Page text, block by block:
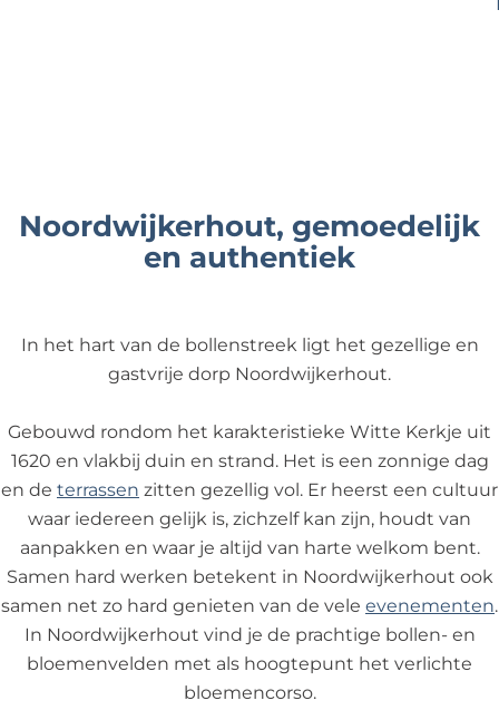
Noordwijkerhout, gemoedelijk
en authentiek
In het hart van de bollenstreek ligt het gezellige en
gastvrije dorp Noordwijkerhout.
Gebouwd rondom het karakteristieke Witte Kerkje uit
1620 en vlakbij duin en strand. Het is een zonnige dag
en de terrassen zitten gezellig vol. Er heerst een cultuur
waar iedereen gelijk is, zichzelf kan zijn, houdt van
aanpakken en waar je altijd van harte welkom bent.
Samen hard werken betekent in Noordwijkerhout ook
samen net zo hard genieten van de vele evenementen.
In Noordwijkerhout vind je de prachtige bollen- en
bloemenvelden met als hoogtepunt het verlichte
bloemencorso.